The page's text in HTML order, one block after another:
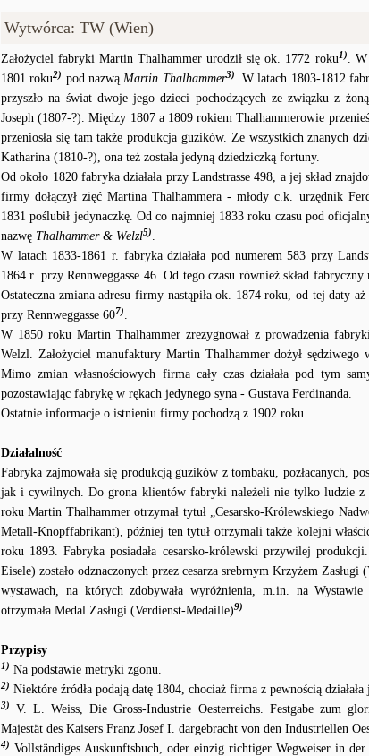
Wytwórca: TW (Wien)
Założyciel fabryki Martin Thalhammer urodził się ok. 1772 roku1). W
1801 roku2) pod nazwąMartin Thalhammer3). W latach 1803-1812
przyszło na świat dwoje jego dzieci pochodzących ze związku z
Joseph (1807-?). Między 1807 a 1809 rokiem Thalhammerowie
przeniosła się tam także produkcja guzików. Ze wszystkich znanych
Katharina (1810-?), ona też została jedyną dziedziczką fortuny.
Od około 1820 fabryka działała przy Landstrasse 498, a jej skład
firmy dołączył zięć Martina Thalhammera - młody c.k. urzędnik
1831 poślubił jedynaczkę. Od co najmniej 1833 roku czasu pod
nazwę Thalhammer & Welzl5).
W latach 1833-1861 r. fabryka działała pod numerem 583 przy
1864 r. przy Rennweggasse 46. Od tego czasu również skład
Ostateczna zmiana adresu firmy nastąpiła ok. 1874 roku, od tej daty
przy Rennweggasse 607).
W 1850 roku Martin Thalhammer zrezygnował z prowadzenia
Welzl. Założyciel manufaktury Martin Thalhammer dożył
Mimo zmian własnościowych firma cały czas działała pod tym
pozostawiając fabrykę w rękach jedynego syna - Gustava Ferdinanda.
Ostatnie informacje o istnieniu firmy pochodzą z 1902 roku.
Działalność
Fabryka zajmowała się produkcją guzików z tombaku, pozłacanych,
jak i cywilnych. Do grona klientów fabryki należeli nie tylko ludzie z
roku Martin Thalhammer otrzymał tytuł „Cesarsko-Królewskiego
Metall-Knopffabrikant), później ten tytuł otrzymali także kolejni
roku 1893. Fabryka posiadała cesarsko-królewski przywilej
Eisele) zostało odznaczonych przez cesarza srebrnym Krzyżem Zasługi
wystawach, na których zdobywała wyróżnienia, m.in. na
otrzymała Medal Zasługi (Verdienst-Medaille)9).
Przypisy
1) Na podstawie metryki zgonu.
2) Niektóre źródła podają datę 1804, chociaż firma z pewnością
3)
V. L. Weiss, Die Gross-Industrie Oesterreichs. Festgabe zum
Majestät des Kaisers Franz Josef I. dargebracht von den Industriellen
4) Vollständiges Auskunftsbuch, oder einzig richtiger Wegweiser in